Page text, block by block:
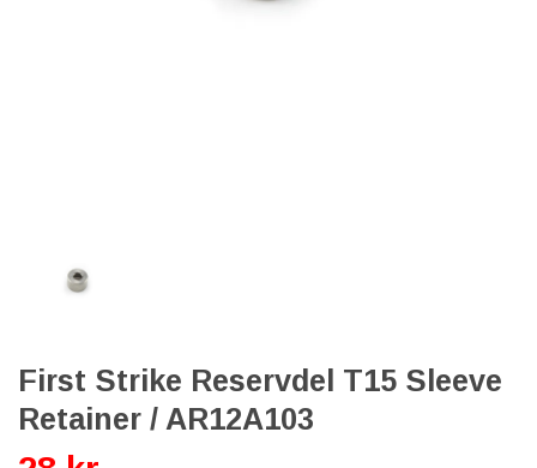
First Strike Reservdel T15 Sleeve
Retainer / AR12A103